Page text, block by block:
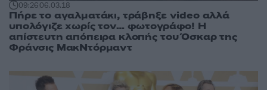
09:2606.03.18
Πήρε το αγαλματάκι, τράβηξε video αλλά
υπολόγιζε χωρίς τον… φωτογράφο! Η
απίστευτη απόπειρα κλοπής του Όσκαρ της
Φράνσις ΜακΝτόρμαντ